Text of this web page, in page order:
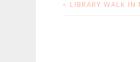
< LIBRARY WALK IN